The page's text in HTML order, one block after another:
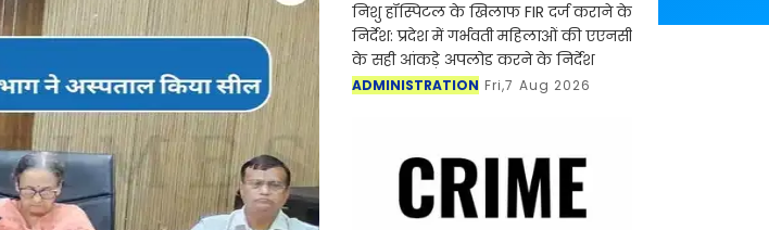
निशु हॉस्पिटल के खिलाफ FIR दर्ज कराने के
निर्देश: प्रदेश में गर्भवती महिलाओं की एएनसी
के सही आंकड़े अपलोड करने के निर्देश
ADMINISTRATION Fri,7 Aug 2026